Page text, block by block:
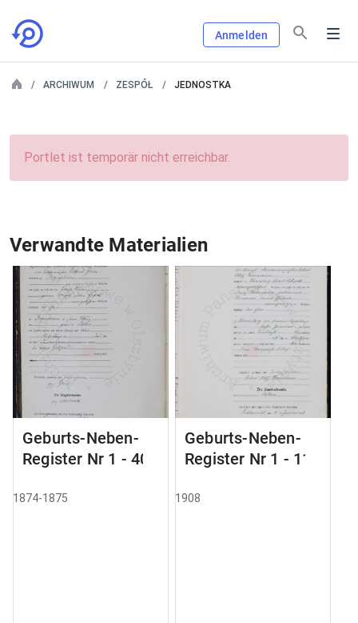
Anmelden
ARCHIWUM ZESPÓŁ JEDNOSTKA
Portlet ist temporär nicht erreichbar.
Verwandte Materialien
Geburts-Neben-
Register Nr 1 - 40
1874-1875
Geburts-Neben-
Register Nr 1 - 111
1908